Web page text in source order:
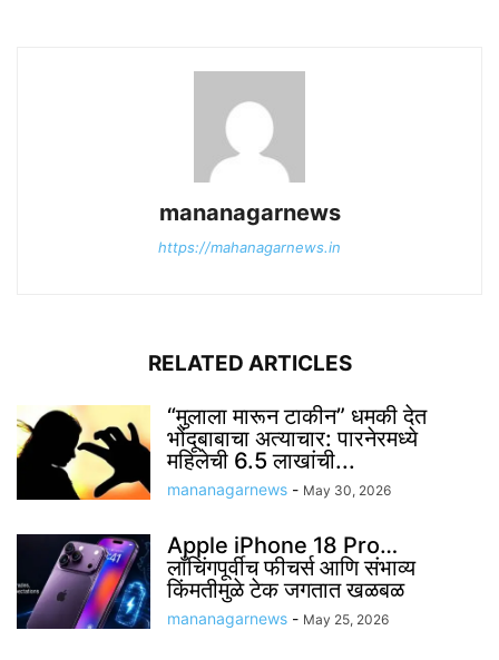
mananagarnews
https://mahanagarnews.in
RELATED ARTICLES
“मुलाला मारून टाकीन” धमकी देत
भोंदूबाबाचा अत्याचार: पारनेरमध्ये
महिलेची 6.5 लाखांची...
mananagarnews - May 30, 2026
Apple iPhone 18 Pro…
लाँचिंगपूर्वीच फीचर्स आणि संभाव्य
किंमतीमुळे टेक जगतात खळबळ
mananagarnews - May 25, 2026